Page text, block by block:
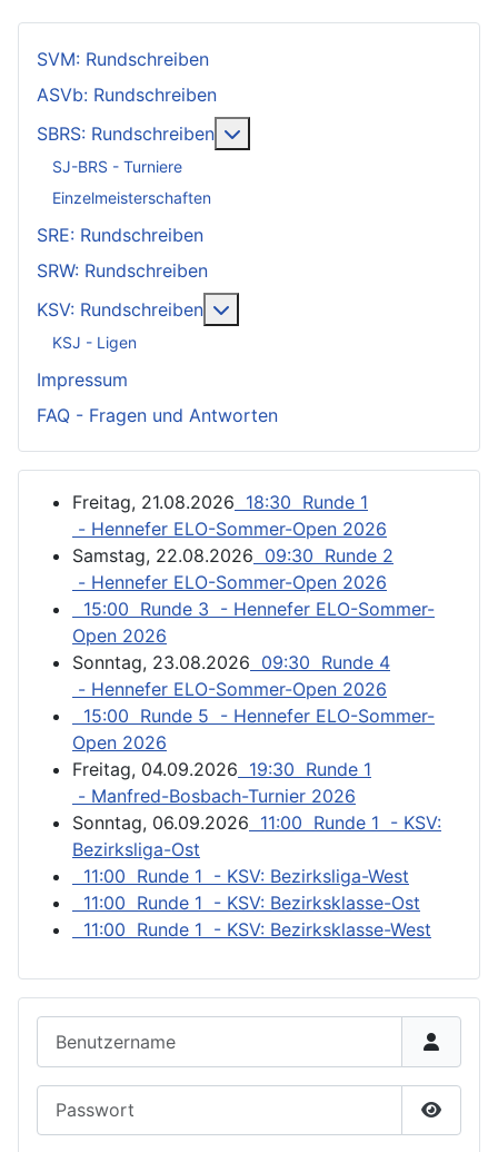
SVM: Rundschreiben
ASVb: Rundschreiben
SBRS: Rundschreiben
SJ-BRS - Turniere
Einzelmeisterschaften
SRE: Rundschreiben
SRW: Rundschreiben
KSV: Rundschreiben
KSJ - Ligen
Impressum
FAQ - Fragen und Antworten
Freitag, 21.08.2026 18:30 Runde 1
- Hennefer ELO-Sommer-Open 2026
Samstag, 22.08.2026 09:30 Runde 2
- Hennefer ELO-Sommer-Open 2026
15:00 Runde 3 - Hennefer ELO-Sommer-
Open 2026
Sonntag, 23.08.2026 09:30 Runde 4
- Hennefer ELO-Sommer-Open 2026
15:00 Runde 5 - Hennefer ELO-Sommer-
Open 2026
Freitag, 04.09.2026 19:30 Runde 1
- Manfred-Bosbach-Turnier 2026
Sonntag, 06.09.2026 11:00 Runde 1 - KSV:
Bezirksliga-Ost
11:00 Runde 1 - KSV: Bezirksliga-West
11:00 Runde 1 - KSV: Bezirksklasse-Ost
11:00 Runde 1 - KSV: Bezirksklasse-West